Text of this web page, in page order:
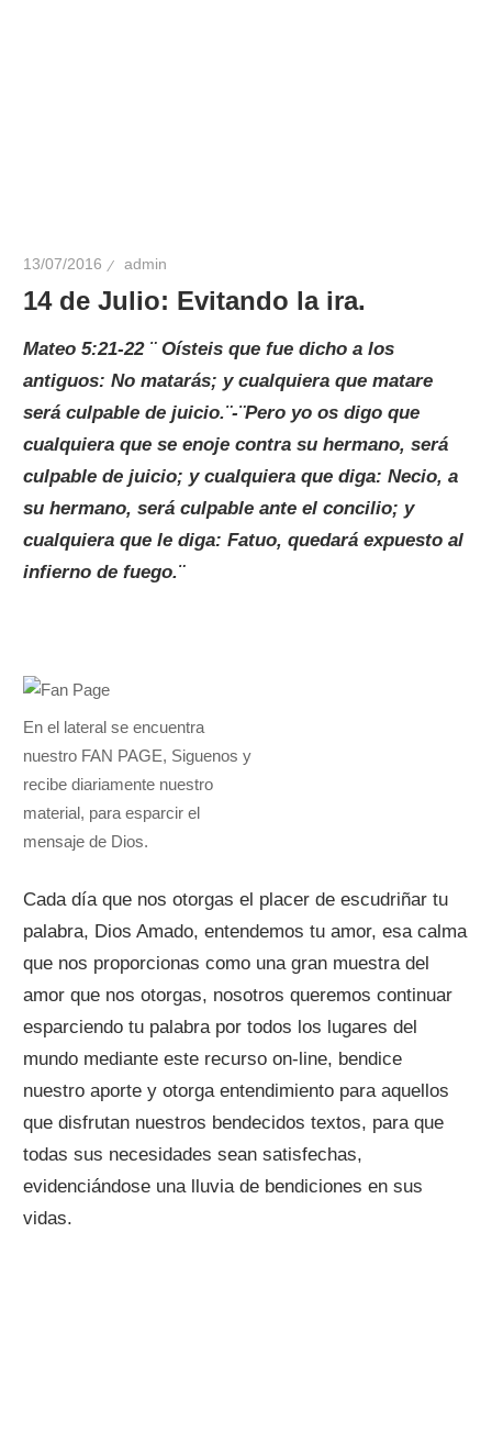
13/07/2016 admin
14 de Julio: Evitando la ira.
Mateo 5:21-22 ¨ Oísteis que fue dicho a los
antiguos: No matarás; y cualquiera que matare
será culpable de juicio.¨-¨Pero yo os digo que
cualquiera que se enoje contra su hermano, será
culpable de juicio; y cualquiera que diga: Necio, a
su hermano, será culpable ante el concilio; y
cualquiera que le diga: Fatuo, quedará expuesto al
infierno de fuego.¨
En el lateral se encuentra
nuestro FAN PAGE, Siguenos y
recibe diariamente nuestro
material, para esparcir el
mensaje de Dios.
Cada día que nos otorgas el placer de escudriñar tu
palabra, Dios Amado, entendemos tu amor, esa calma
que nos proporcionas como una gran muestra del
amor que nos otorgas, nosotros queremos continuar
esparciendo tu palabra por todos los lugares del
mundo mediante este recurso on-line, bendice
nuestro aporte y otorga entendimiento para aquellos
que disfrutan nuestros bendecidos textos, para que
todas sus necesidades sean satisfechas,
evidenciándose una lluvia de bendiciones en sus
vidas.